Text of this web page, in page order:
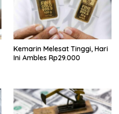
Kemarin Melesat Tinggi, Hari
Ini Ambles Rp29.000